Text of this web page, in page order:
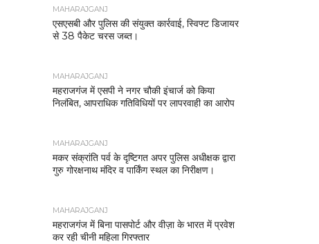
MAHARAJGANJ
एसएसबी और पुलिस की संयुक्त कार्रवाई, स्विफ्ट डिजायर
से 38 पैकेट चरस जब्त।
MAHARAJGANJ
महराजगंज में एसपी ने नगर चौकी इंचार्ज को किया
निलंबित, आपराधिक गतिविधियों पर लापरवाही का आरोप
MAHARAJGANJ
मकर संक्रांति पर्व के दृष्टिगत अपर पुलिस अधीक्षक द्वारा
गुरु गोरक्षनाथ मंदिर व पार्किंग स्थल का निरीक्षण।
MAHARAJGANJ
महराजगंज में बिना पासपोर्ट और वीज़ा के भारत में प्रवेश
कर रही चीनी महिला गिरफ्तार